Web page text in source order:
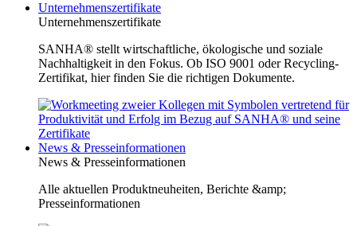
Unternehmenszertifikate
Unternehmenszertifikate
SANHA® stellt wirtschaftliche, ökologische und soziale
Nachhaltigkeit in den Fokus. Ob ISO 9001 oder Recycling-
Zertifikat, hier finden Sie die richtigen Dokumente.
News & Presseinformationen
News & Presseinformationen
Alle aktuellen Produktneuheiten, Berichte &amp;
Presseinformationen